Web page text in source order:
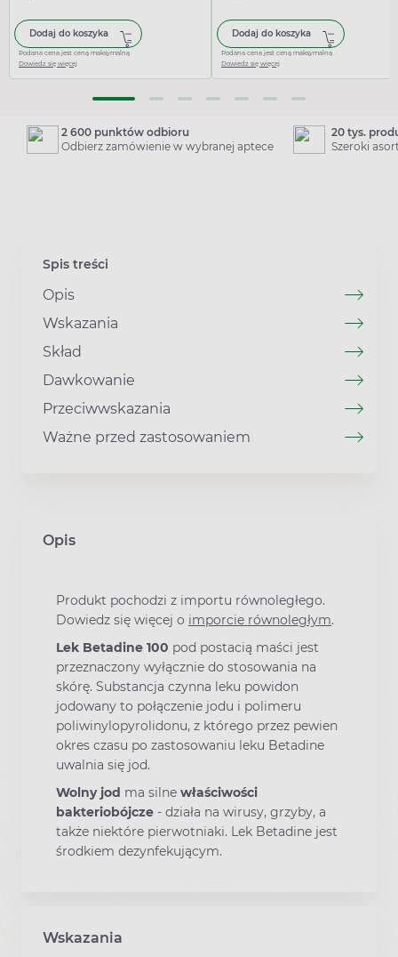
Dodaj do koszyka
Podana cena jest ceną maksymalną
Dowiedz się więcej
Dodaj do koszyka
Podana cena jest ceną maksymalną
Dowiedz się więcej
2 600 punktów odbioru
Odbierz zamówienie w wybranej aptece
20 tys.
Szeroki
Spis treści
Opis
Wskazania
Skład
Dawkowanie
Przeciwwskazania
Ważne przed zastosowaniem
Opis
Produkt pochodzi z importu równoległego.
Dowiedz się więcej o imporcie równoległym.
Lek Betadine 100 pod postacią maści jest
przeznaczony wyłącznie do stosowania na
skórę. Substancja czynna leku powidon
jodowany to połączenie jodu i polimeru
poliwinylopyrolidonu, z którego przez pewien
okres czasu po zastosowaniu leku Betadine
uwalnia się jod.
Wolny jod ma silne właściwości
bakteriobójcze - działa na wirusy, grzyby, a
także niektóre pierwotniaki. Lek Betadine jest
środkiem dezynfekującym.
Wskazania